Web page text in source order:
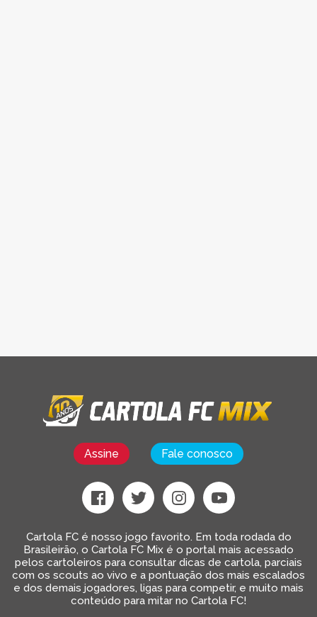
Assine Fale conosco
Cartola FC é nosso jogo favorito. Em toda rodada do
Brasileirão, o Cartola FC Mix é o portal mais acessado
pelos cartoleiros para consultar dicas de cartola, parciais
com os scouts ao vivo e a pontuação dos mais escalados
e dos demais jogadores, ligas para competir, e muito mais
conteúdo para mitar no Cartola FC!